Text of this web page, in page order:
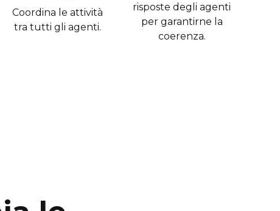
Coordina le attività
tra tutti gli agenti.
risposte degli agenti
per garantirne la
coerenza.